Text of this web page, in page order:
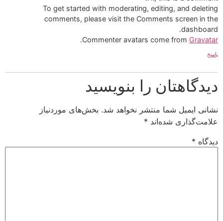
To get started with moderating, editing, and deleting
comments, please visit the Comments screen in the
dashboard.
Commenter avatars come from Gravatar
.
پاسخ
دیدگاهتان را بنویسید
نشانی ایمیل شما منتشر نخواهد شد. بخش‌های موردنیاز
علامت‌گذاری شده‌اند *
دیدگاه *